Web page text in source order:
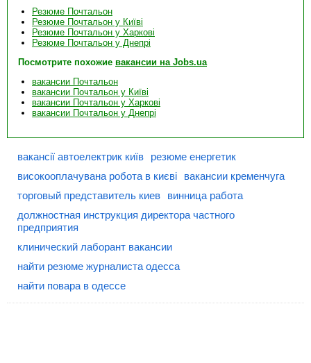
Резюме Почтальон
Резюме Почтальон у Київі
Резюме Почтальон у Харкові
Резюме Почтальон у Днепрі
Посмотрите похожие вакансии на Jobs.ua
вакансии Почтальон
вакансии Почтальон у Київі
вакансии Почтальон у Харкові
вакансии Почтальон у Днепрі
вакансії автоелектрик київ
резюме енергетик
високооплачувана робота в києві
вакансии кременчуга
торговый представитель киев
винница работа
должностная инструкция директора частного
предприятия
клинический лаборант вакансии
найти резюме журналиста одесса
найти повара в одессе